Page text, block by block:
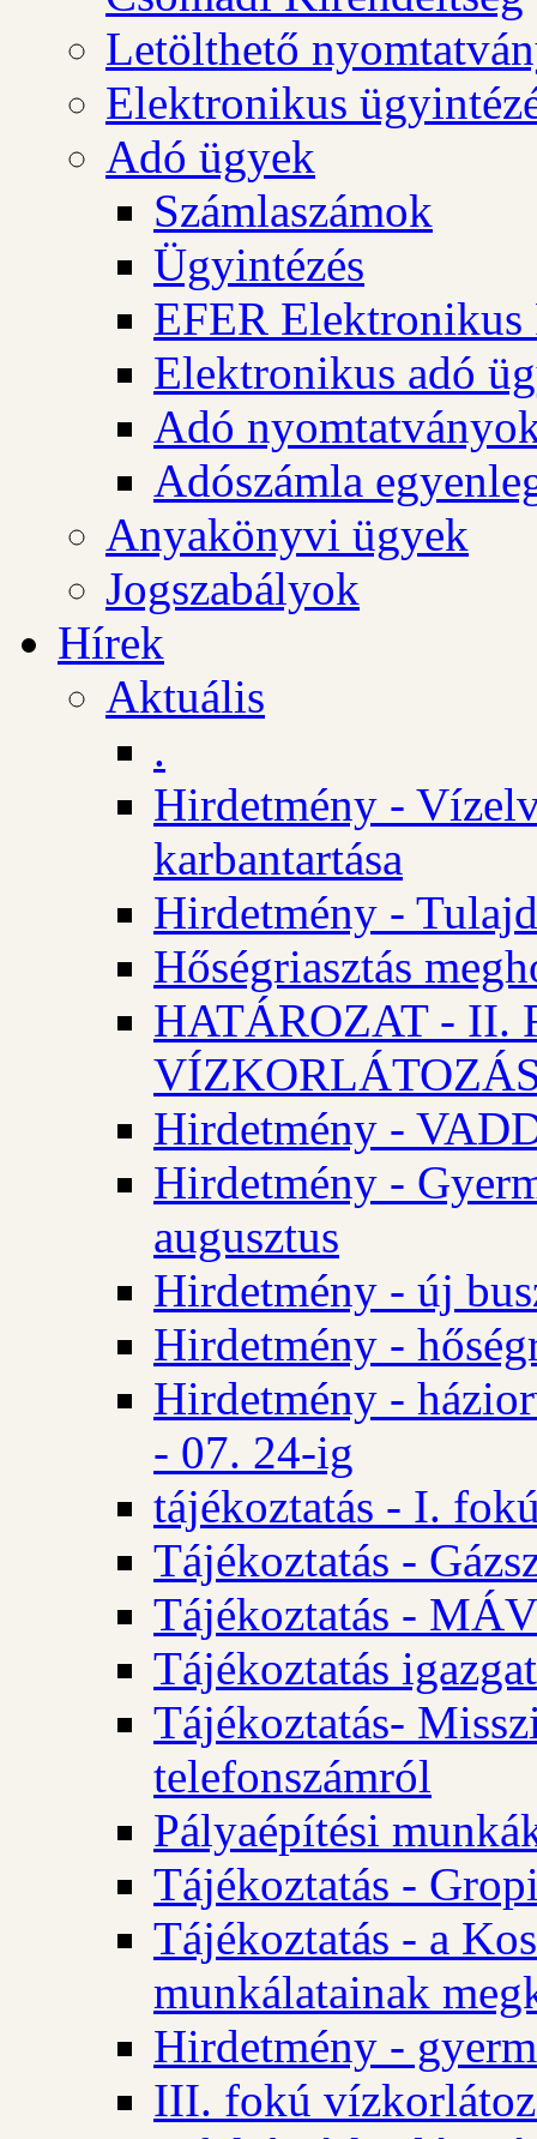
Letölthető
Elektronikus
Adó ügyek
Számlaszámok
Ügyintézés
EFER Elektronikus
Elektronikus adó
Adó
Adószámla
Anyakönyvi ügyek
Jogszabályok
Hírek
Aktuális
.
Hirdetmény -
karbantartása
Hirdetmény -
Hőségriasztás
HATÁROZAT - II.
Hirdetmény -
Hirdetmény -
augusztus
Hirdetmény - új
Hirdetmény -
Hirdetmény -
- 07. 24-ig
tájékoztatás - I.
Tájékoztatás -
Tájékoztatás -
Tájékoztatás
Tájékoztatás-
telefonszámról
Pályaépítési
Tájékoztatás -
Tájékoztatás - a
munkálatainak
Hirdetmény -
III. fokú